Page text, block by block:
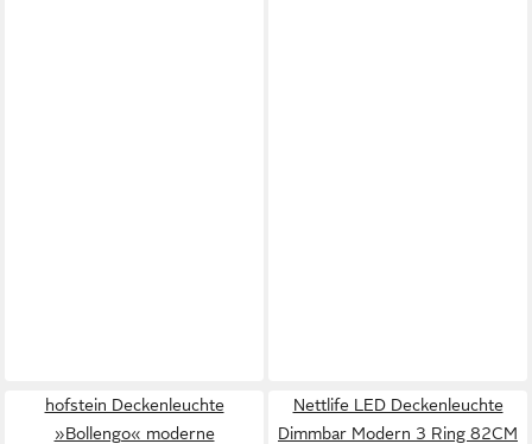
hofstein Deckenleuchte
»Bollengo« moderne
Nettlife LED Deckenleuchte
Dimmbar Modern 3 Ring 82CM